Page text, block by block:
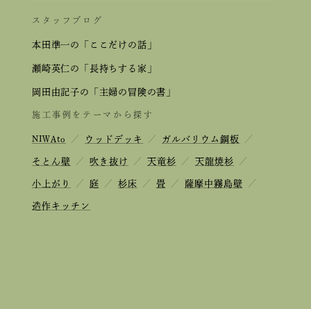
スタッフブログ
本田準一の「ここだけの話」
瀬崎英仁の「長持ちする家」
岡田由記子の「主婦の冒険の書」
施工事例をテーマから探す
NIWAto ／ ウッドデッキ ／ ガルバリウム鋼板 ／
そとん壁 ／ 吹き抜け ／ 天竜杉 ／ 天龍焼杉 ／
小上がり ／ 庭 ／ 杉床 ／ 畳 ／ 薩摩中霧島壁 ／
造作キッチン